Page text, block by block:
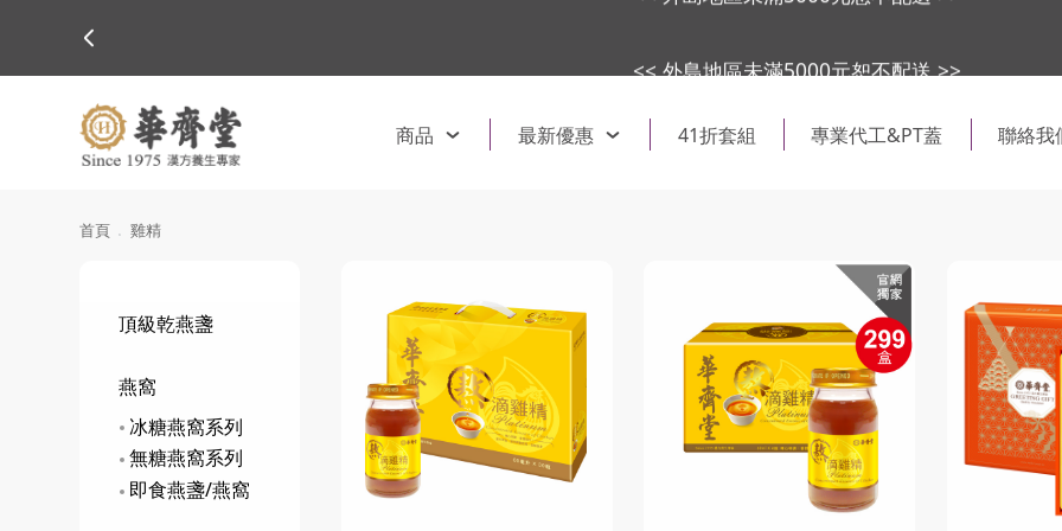
商品 最新優惠 41折套組 專業代工&PT蓋 聯絡我
首頁 雞精
頂級乾燕盞
燕窩
冰糖燕窩系列
無糖燕窩系列
即食燕盞/燕窩